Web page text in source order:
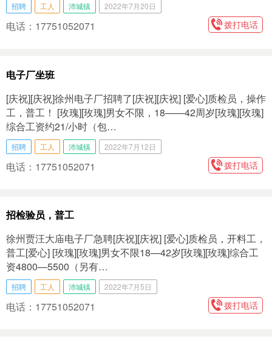
招聘 工人 沛城镇 2022年7月20日
电话：17751052071 拨打电话
电子厂坐班
[庆祝][庆祝]徐州电子厂招聘了[庆祝][庆祝] [爱心]质检员，操作
工，普工！ [玫瑰][玫瑰]男女不限，18——42周岁[玫瑰][玫瑰]
综合工资约21/小时（包…
招聘 工人 沛城镇 2022年7月12日
电话：17751052071 拨打电话
招检验员，普工
徐州贾汪大庙电子厂急聘[庆祝][庆祝] [爱心]质检员，开料工，
普工[爱心] [玫瑰][玫瑰]​男女不限18—42岁[玫瑰][玫瑰] ​综合工
资4800—5500（另有…
招聘 工人 沛城镇 2022年7月5日
电话：17751052071 拨打电话